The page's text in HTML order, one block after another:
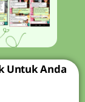
Untuk Anda